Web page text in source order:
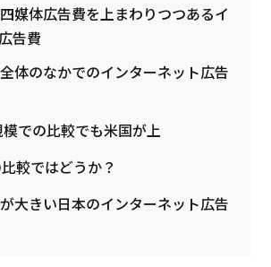
媒体広告費を上まわりつつあるイ
告費
体のなかでのインターネット広告
模での比較でも米国が上
較ではどうか？
大きい日本のインターネット広告